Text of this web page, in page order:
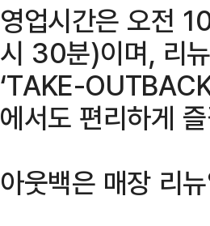
영업시간은 오전
시 30분)이며, 리
‘TAKE-
에서도 편리하게
아웃백은 매장 리